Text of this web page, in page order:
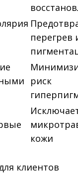
перегрев
риск
кожи
клиентов